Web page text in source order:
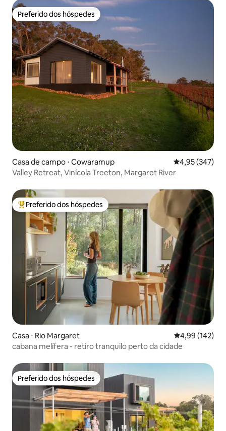
Preferido dos hóspedes
Preferido dos hóspedes
Casa de campo ⋅ Cowaramup 4,95 de uma
4,95 (347)
Valley Retreat, Vinícola Treeton, Margaret River
Entre os melhores preferidos dos hóspedes
Preferido dos hóspedes
Casa ⋅ Rio Margaret 4,99 de uma
4,99 (142)
cabana melífera - retiro tranquilo perto da cidade
Preferido dos hóspedes
Preferido dos hóspedes